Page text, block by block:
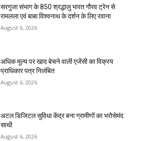
सरगुजा संभाग के 850 श्रद्धालु भारत गौरव ट्रेन से
रामलला एवं बाबा विश्वनाथ के दर्शन के लिए रवाना
August 6, 2026
अधिक मूल्य पर खाद बेचने वाली एजेंसी का विक्रय
प्राधिकार पत्र निलंबित
August 6, 2026
अटल डिजिटल सुविधा केंद्र बना ग्रामीणों का भरोसेमंद
साथी
August 6, 2026